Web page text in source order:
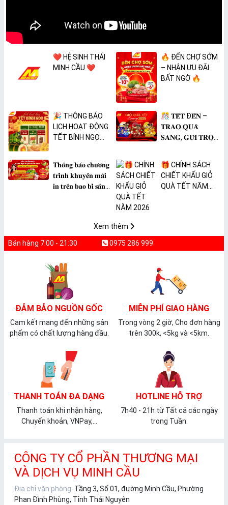
❤️ HỆ SINH THÁI
MINH CẦU ❤️
🔥 ĐẾN CHỢ SỚM
– NHẬN ƯU ĐÃI
BẤT NGỜ 🔥
🎉 THÔNG BÁO
LỊCH HOẠT ĐỘNG
TẾT BÍNH NGỌ
🎊 𝐓𝐄̂́𝐓 Đ𝐄̂́𝐍 –
𝐓𝐑𝐀𝐎 𝐐𝐔𝐀̀
𝐒𝐀𝐍𝐆, 𝐆𝐔̛̉𝐈 𝐓𝐑𝐎̣𝐍
𝐓𝐡𝐨̂𝐧𝐠 𝐛𝐚́𝐨 𝐜𝐡𝐮̛𝐨̛𝐧𝐠
𝐭𝐫𝐢̀𝐧𝐡 𝐤𝐡𝐮𝐲𝐞̂́𝐧 𝐦𝐚̃𝐢
𝐢𝐧 𝐭𝐫𝐞̂𝐧 𝐛𝐚𝐨 𝐛𝐢̀ 𝐬𝐚̉𝐧
🎁 CHÍNH SÁCH
CHIẾT KHẤU GIỎ
QUÀ TẾT NĂM
Xem thêm
Bán hàng 7:00 - 21:30 0975 286 999
ĐẢM BẢO NGUỒN GỐC
Cam kết mang đến những sản
phẩm có chất lượng hàng đầu.
MIỄN PHÍ GIAO HÀNG
Trong vòng 2 giờ, Cho đơn hàng
trên 300k, <5kg và <5km.
THANH TOÁN ĐA DẠNG
Thanh toán khi nhận hàng,
Chuyển khoản, VNPay,...
HOTLINE HỖ TRỢ
7h40 - 21h từ Tất cả các ngày
trong Tuần.
CÔNG TY CỔ PHẦN THƯƠNG MẠI
VÀ DỊCH VỤ MINH CẦU
Địa chỉ văn phòng: Tầng 3, Số 01, đường Minh Cầu, Phường
Phan Đình Phùng, Tỉnh Thái Nguyên